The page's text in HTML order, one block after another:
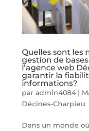
Quelles sont les
gestion de
l’agence web
garantir la
informations?
par admin4084|
Décines-Charpieu
Dans un monde